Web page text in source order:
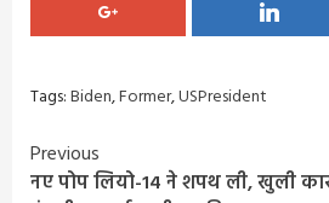
Tags:Biden,Former,USPresident
Continue
Previous
नए पोप लियो-14 ने शपथ ली, खुली